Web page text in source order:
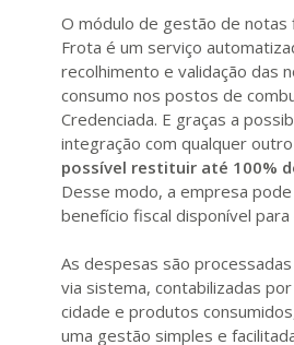
O módulo de gestão de notas
Frota é um serviço
recolhimento e validação das
consumo nos postos de
Credenciada. E graças a
integração com qualquer
possível restituir até 100%
Desse modo, a empresa
benefício fiscal disponível
As despesas são
via sistema, contabilizadas
cidade e produtos
uma gestão simples e